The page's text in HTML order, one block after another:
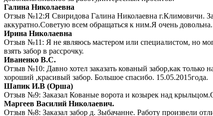
Галина Николаевна
Отзыв №12:Я Свиридова Галина Николаевна г.Климовичи.
аккуратно.Советую всем обращаться к ним.Я очень
Ирина Николаевна
Отзыв №11: Я не являюсь мастером или специалистом, но
взять забор в рассрочку.
Иваненко В.С.
Отзыв №10: Давно хотел заказать кованый забор,как только
хороший ,красивый забор. Большое спасибо. 15.05.2015года.
Шапик И.В (Орша)
Отзыв №9: Заказал Кованые ворота и козырек над
Маргеев Василий Николаевич.
Отзыв №8: Заказал забор д. Зыбачанне. Работу произвели